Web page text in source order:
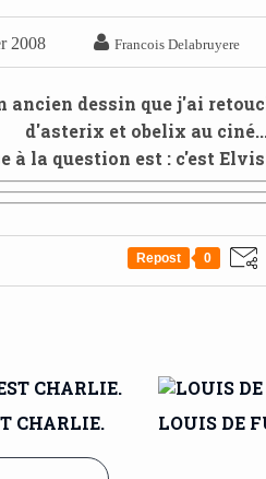
2008  Francois Delabruyere
ancien dessin que j'ai
d'asterix et obelix au
à la question est : c'est
Repost 0
CHARLIE. LOUIS DE